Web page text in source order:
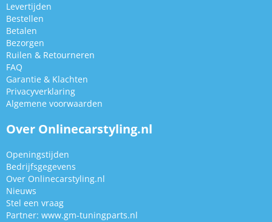
Levertijden
Bestellen
Betalen
Bezorgen
Ruilen & Retourneren
FAQ
Garantie & Klachten
Privacyverklaring
Algemene voorwaarden
Over Onlinecarstyling.nl
Openingstijden
Bedrijfsgegevens
Over Onlinecarstyling.nl
Nieuws
Stel een vraag
Partner: www.gm-tuningparts.nl